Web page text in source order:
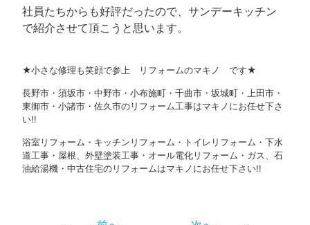
社員たちからも好評だったので、サンデーキッチン
で紹介させて頂こうと思います。
★小さな修理も笑顔で参上 リフォームのマキノ です★
長野市・須坂市・中野市・小布施町・千曲市・坂城町・上田市・
東御市・小諸市・佐久市のリフォーム工事はマキノにお任せ下さ
い!!
浴室リフォーム・キッチンリフォーム・トイレリフォーム・下水
道工事・屋根、外壁塗装工事・オール電化リフォーム・ガス、石
油給湯機・中古住宅のリフォームはマキノにお任せ下さい!!